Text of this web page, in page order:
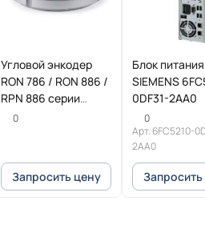
Угловой энкодер
RON 786 / RON 886 /
RPN 886 серии
HEIDENHAIN
0
Запросить цену
Блок питания
SIEMENS
0DF31-2AA0
0
Арт. 6FC5210-
2AA0